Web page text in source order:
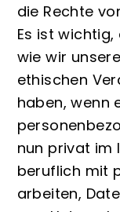
die Rechte
Es ist
wie wir
ethischen
haben, wenn
nun privat im
beruflich mit
arbeiten,